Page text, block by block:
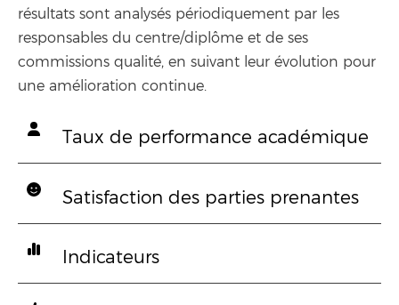
résultats sont analysés périodiquement par les
responsables du centre/diplôme et de ses
commissions qualité, en suivant leur évolution pour
une amélioration continue.
Taux de performance académique
Satisfaction des parties prenantes
Indicateurs